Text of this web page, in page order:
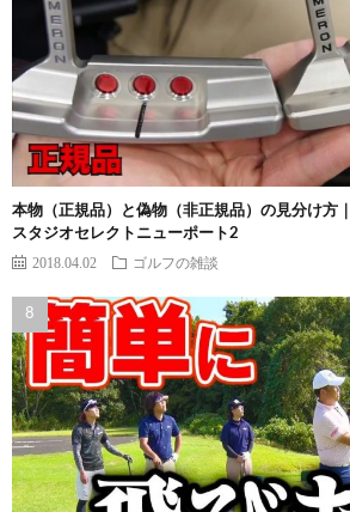
本物（正規品）と偽物（非正規品）の見分け方
スタジオセレクトニューポート2
2018.04.02 ゴルフの雑談